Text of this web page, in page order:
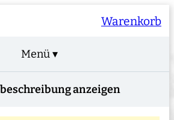
Warenkorb
Menü ▾
anzeigen